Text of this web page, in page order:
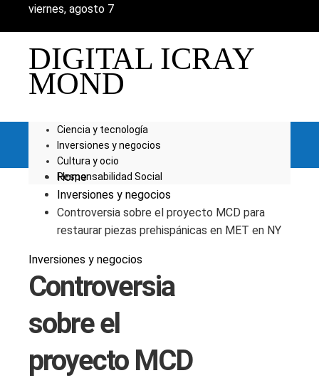
viernes, agosto 7
DIGITAL ICRAY
MOND
Ciencia y tecnología
Inversiones y negocios
Cultura y ocio
Responsabilidad Social
Home
Inversiones y negocios
Controversia sobre el proyecto MCD para
restaurar piezas prehispánicas en MET en NY
Inversiones y negocios
Controversia
sobre el
proyecto MCD